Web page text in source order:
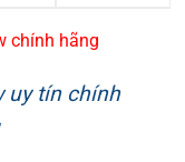
chính hãng
uy tín chính